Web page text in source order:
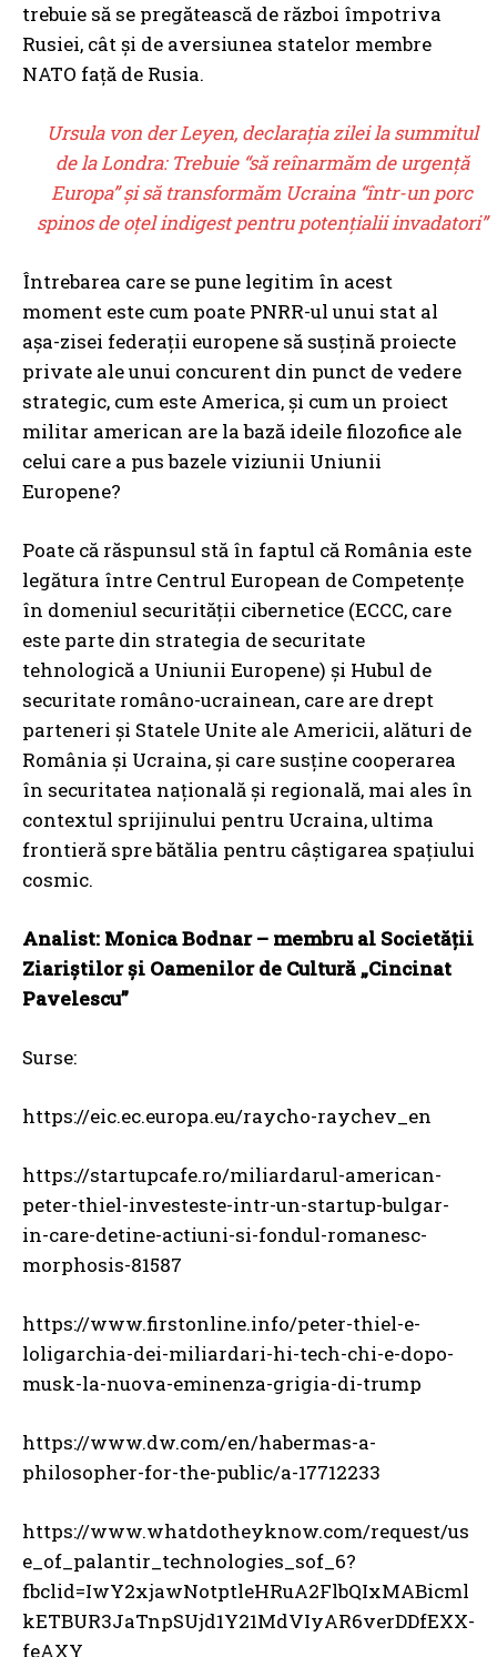
trebuie să se pregătească de război împotriva
Rusiei, cât și de aversiunea statelor membre
NATO față de Rusia.
Ursula von der Leyen, declarația zilei la summitul
de la Londra: Trebuie “să reînarmăm de urgență
Europa” și să transformăm Ucraina “într-un porc
spinos de oțel indigest pentru potențialii invadatori”
Întrebarea care se pune legitim în acest
moment este cum poate PNRR-ul unui stat al
așa-zisei federații europene să susțină proiecte
private ale unui concurent din punct de vedere
strategic, cum este America, și cum un proiect
militar american are la bază ideile filozofice ale
celui care a pus bazele viziunii Uniunii
Europene?
Poate că răspunsul stă în faptul că România este
legătura între Centrul European de Competențe
în domeniul securității cibernetice (ECCC, care
este parte din strategia de securitate
tehnologică a Uniunii Europene) și Hubul de
securitate româno-ucrainean, care are drept
parteneri și Statele Unite ale Americii, alături de
România și Ucraina, și care susține cooperarea
în securitatea națională și regională, mai ales în
contextul sprijinului pentru Ucraina, ultima
frontieră spre bătălia pentru câștigarea spațiului
cosmic.
Analist: Monica Bodnar – membru al Societății
Ziariștilor și Oamenilor de Cultură „Cincinat
Pavelescu”
Surse:
https://eic.ec.europa.eu/raycho-raychev_en
https://startupcafe.ro/miliardarul-american-
peter-thiel-investeste-intr-un-startup-bulgar-
in-care-detine-actiuni-si-fondul-romanesc-
morphosis-81587
https://www.firstonline.info/peter-thiel-e-
loligarchia-dei-miliardari-hi-tech-chi-e-dopo-
musk-la-nuova-eminenza-grigia-di-trump
https://www.dw.com/en/habermas-a-
philosopher-for-the-public/a-17712233
https://www.whatdotheyknow.com/request/us
e_of_palantir_technologies_sof_6?
fbclid=IwY2xjawNotptleHRuA2FlbQIxMABicml
kETBUR3JaTnpSUjd1Y21MdVIyAR6verDDfEXX-
feAXY